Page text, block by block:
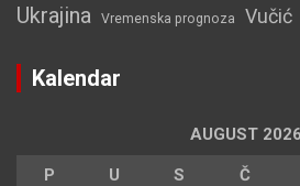
Ukrajina Vremenska prognoza Vučić
Kalendar
AUGUST 2026
P U S Č